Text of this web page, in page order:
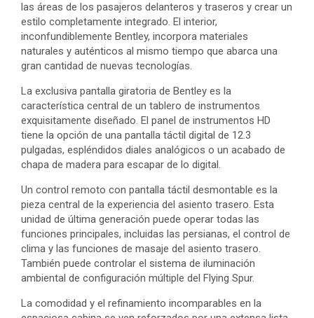
las áreas de los pasajeros delanteros y traseros y crear un
estilo completamente integrado. El interior,
inconfundiblemente Bentley, incorpora materiales
naturales y auténticos al mismo tiempo que abarca una
gran cantidad de nuevas tecnologías.
La exclusiva pantalla giratoria de Bentley es la
característica central de un tablero de instrumentos
exquisitamente diseñado. El panel de instrumentos HD
tiene la opción de una pantalla táctil digital de 12.3
pulgadas, espléndidos diales analógicos o un acabado de
chapa de madera para escapar de lo digital.
Un control remoto con pantalla táctil desmontable es la
pieza central de la experiencia del asiento trasero. Esta
unidad de última generación puede operar todas las
funciones principales, incluidas las persianas, el control de
clima y las funciones de masaje del asiento trasero.
También puede controlar el sistema de iluminación
ambiental de configuración múltiple del Flying Spur.
La comodidad y el refinamiento incomparables en la